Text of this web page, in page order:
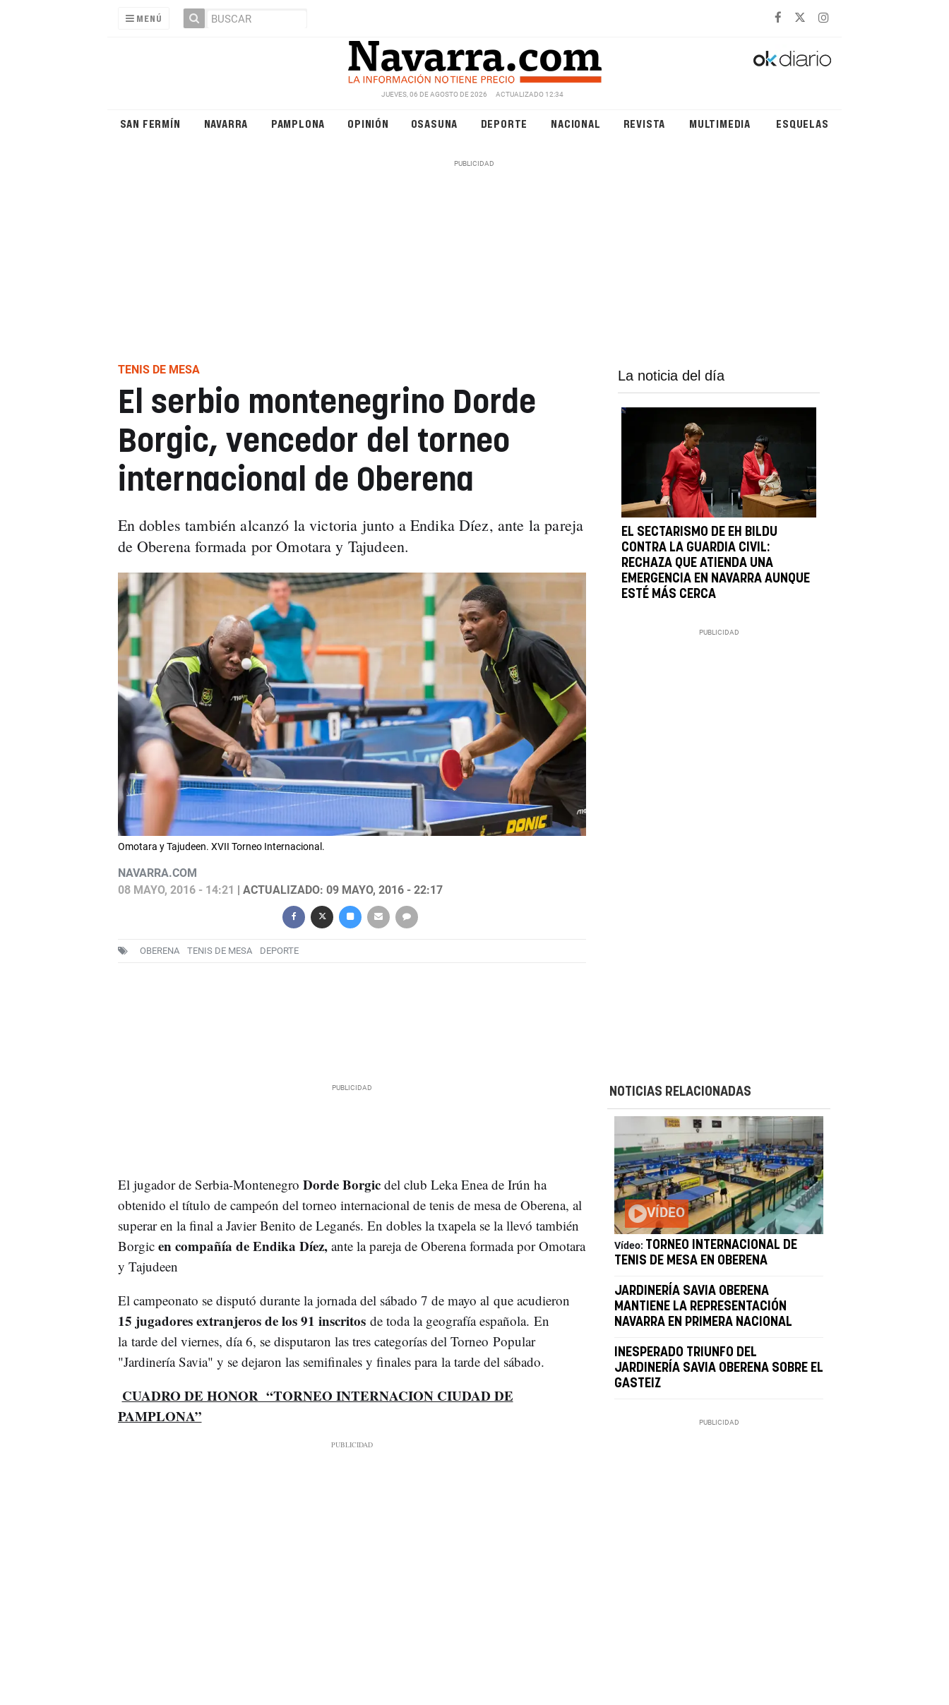
MENÚ
JUEVES, 06 DE AGOSTO DE 2026 ACTUALIZADO 12:34
SAN FERMÍN NAVARRA PAMPLONA OPINIÓN OSASUNA DEPORTE NACIONAL REVISTA MULTIMEDIA ESQUELAS
TENIS DE MESA
El serbio montenegrino Dorde
Borgic, vencedor del torneo
internacional de Oberena
En dobles también alcanzó la victoria junto a Endika Díez, ante la pareja
de Oberena formada por Omotara y Tajudeen.
Omotara y Tajudeen. XVII Torneo Internacional.
NAVARRA.COM
08 MAYO, 2016 - 14:21 | ACTUALIZADO: 09 MAYO, 2016 - 22:17
OBERENA TENIS DE MESA DEPORTE
La noticia del día
EL SECTARISMO DE EH BILDU
CONTRA LA GUARDIA CIVIL:
RECHAZA QUE ATIENDA UNA
EMERGENCIA EN NAVARRA AUNQUE
ESTÉ MÁS CERCA
El jugador de Serbia-Montenegro Dorde Borgic del club Leka Enea de Irún ha
obtenido el título de campeón del torneo internacional de tenis de mesa de Oberena, al
superar en la final a Javier Benito de Leganés. En dobles la txapela se la llevó también
Borgicen compañía de Endika Díez,ante la pareja de Oberena formada por Omotara
y Tajudeen
El campeonato se disputó durante la jornada del sábado 7 de mayo al que acudieron
15 jugadores extranjeros de los 91 inscritos de toda la geografía española. En
la tarde del viernes, día 6, se disputaron las tres categorías del Torneo Popular
"Jardinería Savia" y se dejaron las semifinales y finales para la tarde del sábado.
CUADRO DE HONOR “TORNEO INTERNACION CIUDAD DE
PAMPLONA”
NOTICIAS RELACIONADAS
VÍDEO
Vídeo: TORNEO INTERNACIONAL DE
TENIS DE MESA EN OBERENA
JARDINERÍA SAVIA OBERENA
MANTIENE LA REPRESENTACIÓN
NAVARRA EN PRIMERA NACIONAL
INESPERADO TRIUNFO DEL
JARDINERÍA SAVIA OBERENA SOBRE EL
GASTEIZ